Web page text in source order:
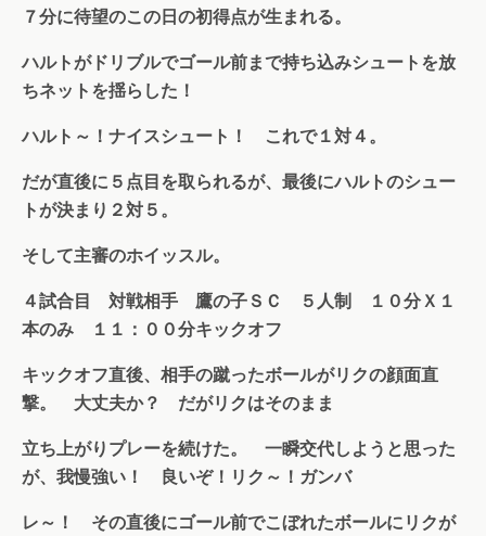
７分に待望のこの日の初得点が生まれる。
ハルトがドリブルでゴール前まで持ち込みシュートを放
ちネットを揺らした！
ハルト～！ナイスシュート！ これで１対４。
だが直後に５点目を取られるが、最後にハルトのシュー
トが決まり２対５。
そして主審のホイッスル。
４試合目 対戦相手 鷹の子ＳＣ ５人制 １０分Ｘ１
本のみ １１：００分キックオフ
キックオフ直後、相手の蹴ったボールがリクの顔面直
撃。 大丈夫か？ だがリクはそのまま
立ち上がりプレーを続けた。 一瞬交代しようと思った
が、我慢強い！ 良いぞ！リク～！ガンバ
レ～！ その直後にゴール前でこぼれたボールにリクが